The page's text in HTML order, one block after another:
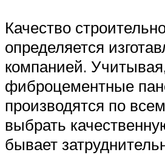
Качество
определяется
компанией.
фиброцементные
производятся по
выбрать
бывает